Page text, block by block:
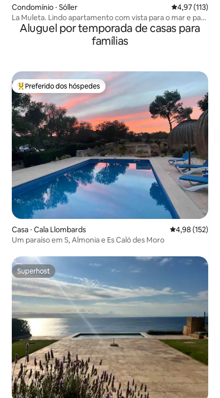
Condomínio ⋅ Sóller 4,97 de uma
4,97 (113)
La Muleta. Lindo apartamento com vista para o mar e para
o porto
Aluguel por temporada de casas para
famílias
Entre os melhores preferidos dos hóspedes
Preferido dos hóspedes
Casa ⋅ Cala Llombards 4,98 de uma
4,98 (152)
Um paraíso em S, Almonia e Es Caló des Moro
Superhost
Superhost